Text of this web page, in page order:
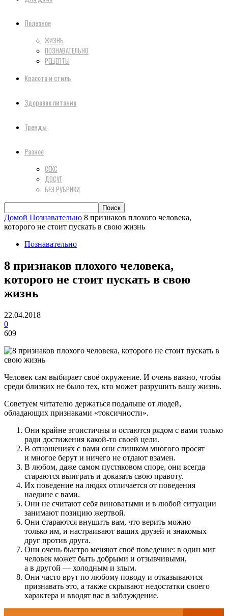
Полезное
ЖИЗНЬ
ПОЗНАВАТЕЛЬНО
РЕЦЕПТЫ
Красота и стиль
Здоровое питание
Тренды
Разное
СЕКС
ДОСУГ
БЕЗ РУБРИКИ
Домой Познавательно 8 признаков плохого человека,
которого не стоит пускать в свою жизнь
Познавательно
8 признаков плохого человека,
которого не стоит пускать в свою
жизнь
22.04.2018
0
609
Человек сам выбирает своё окружение. И очень важно, чтобы
среди близких не было тех, кто может разрушить вашу жизнь.
Советуем читателю держаться подальше от людей,
обладающих признаками «токсичности».
Они крайне эгоистичны и остаются рядом с вами только
ради достижения какой-то своей цели.
В отношениях с вами они слишком многого просят
и многое берут и ничего не отдают взамен.
В любом, даже самом пустяковом споре, они всегда
стараются выиграть и доказать свою правоту.
Их поведение на людях отличается от поведения
наедине с вами.
Они не считают себя виноватыми и в любой ситуации
занимают позицию жертвой.
Они стараются внушить вам, что верить можно
только им, и настраивают ваших друзей и знакомых
друг против друга.
Они очень быстро меняют своё поведение: в один миг
человек может быть добрыми и отзывчивыми,
а в другой — холодным и злым.
Они часто врут по любому поводу и отказываются
признавать это, а также скрывают недостатки своего
характера и вводят вас в заблуждение.